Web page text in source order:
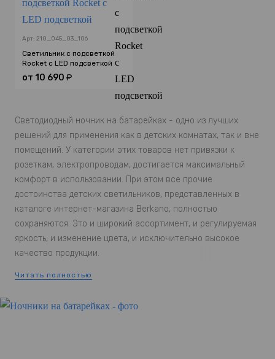
Арт: 210_045_03_106
Светильник с подсветкой
Rocket с LED подсветкой
от 10 690 ₽
Светодиодный ночник на батарейках - одно из лучших
решений для применения как в детских комнатах, так и вне
помещений. У категории этих товаров нет привязки к
розеткам, электропроводам, достигается максимальный
комфорт в использовании. При этом все прочие
достоинства детских светильников, представленных в
каталоге интернет-магазина Berkano, полностью
сохраняются. Это и широкий ассортимент, и регулируемая
яркость, и изменение цвета, и исключительно высокое
качество продукции.
Качество ночников Berkano
Ночник на аккумуляторе имеет характеристики емкости
Читать полностью